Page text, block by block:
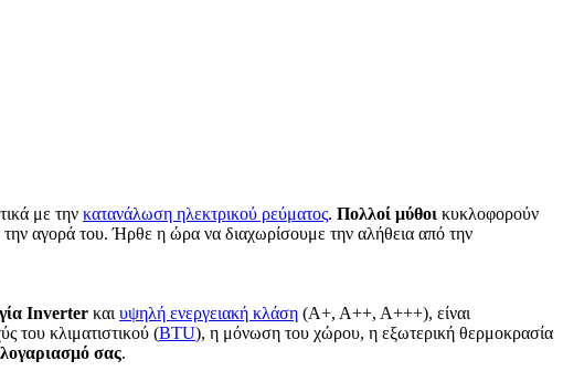
με την κατανάλωση ηλεκτρικού ρεύματος. Πολλοί μύθοι κυκλοφορούν
αγορά του. Ήρθε η ώρα να διαχωρίσουμε την αλήθεια από την
Inverter και υψηλή ενεργειακή κλάση (A+, A++, A+++), είναι
του κλιματιστικού (BTU), η μόνωση του χώρου, η εξωτερική θερμοκρασία
σας.